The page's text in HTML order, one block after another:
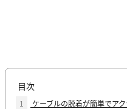
目次
1 ケーブルの脱着が簡単でア